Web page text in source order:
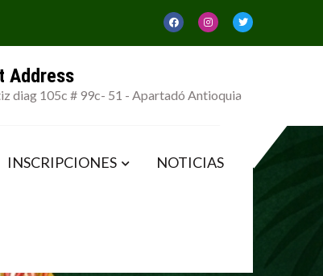
Address
diag 105c # 99c- 51 - Apartadó Antioquia....
INSCRIPCIONES NOTICIAS